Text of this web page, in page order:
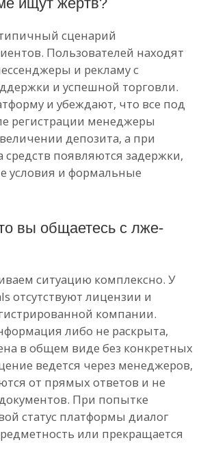
сценарий
Пользователей находят
и рекламу с
и успешной торговли.
и убеждают, что все под
регистрации менеджеры
депозита, а при
появляются задержки,
условия и формальные
вы общаетесь с лже-
ситуацию комплексно. У
отсутствуют лицензии и
компании.
либо не раскрыта,
в общем виде без конкретных
ведется через менеджеров,
от прямых ответов и не
При попытке
статус платформы диалог
или прекращается